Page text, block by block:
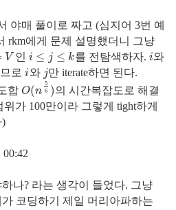
야매 풀이로 짜고 (심지어 3번 예
rkm에게 문제 설명했더니 그냥
V 인 i ≤ j ≤ k
i≤j≤ k 를 전탐색하자. i
i 와
므로i
i 와 j
j 만 iterate하면 된다.
합O(n
5
6 )
O(n56 ) 의 시간복잡도로 해결
위가 100만이라 그렇게 tight하게
)
00:42
나? 라는 생각이 들었다. 그냥
코딩하기 제일 머리아파하는